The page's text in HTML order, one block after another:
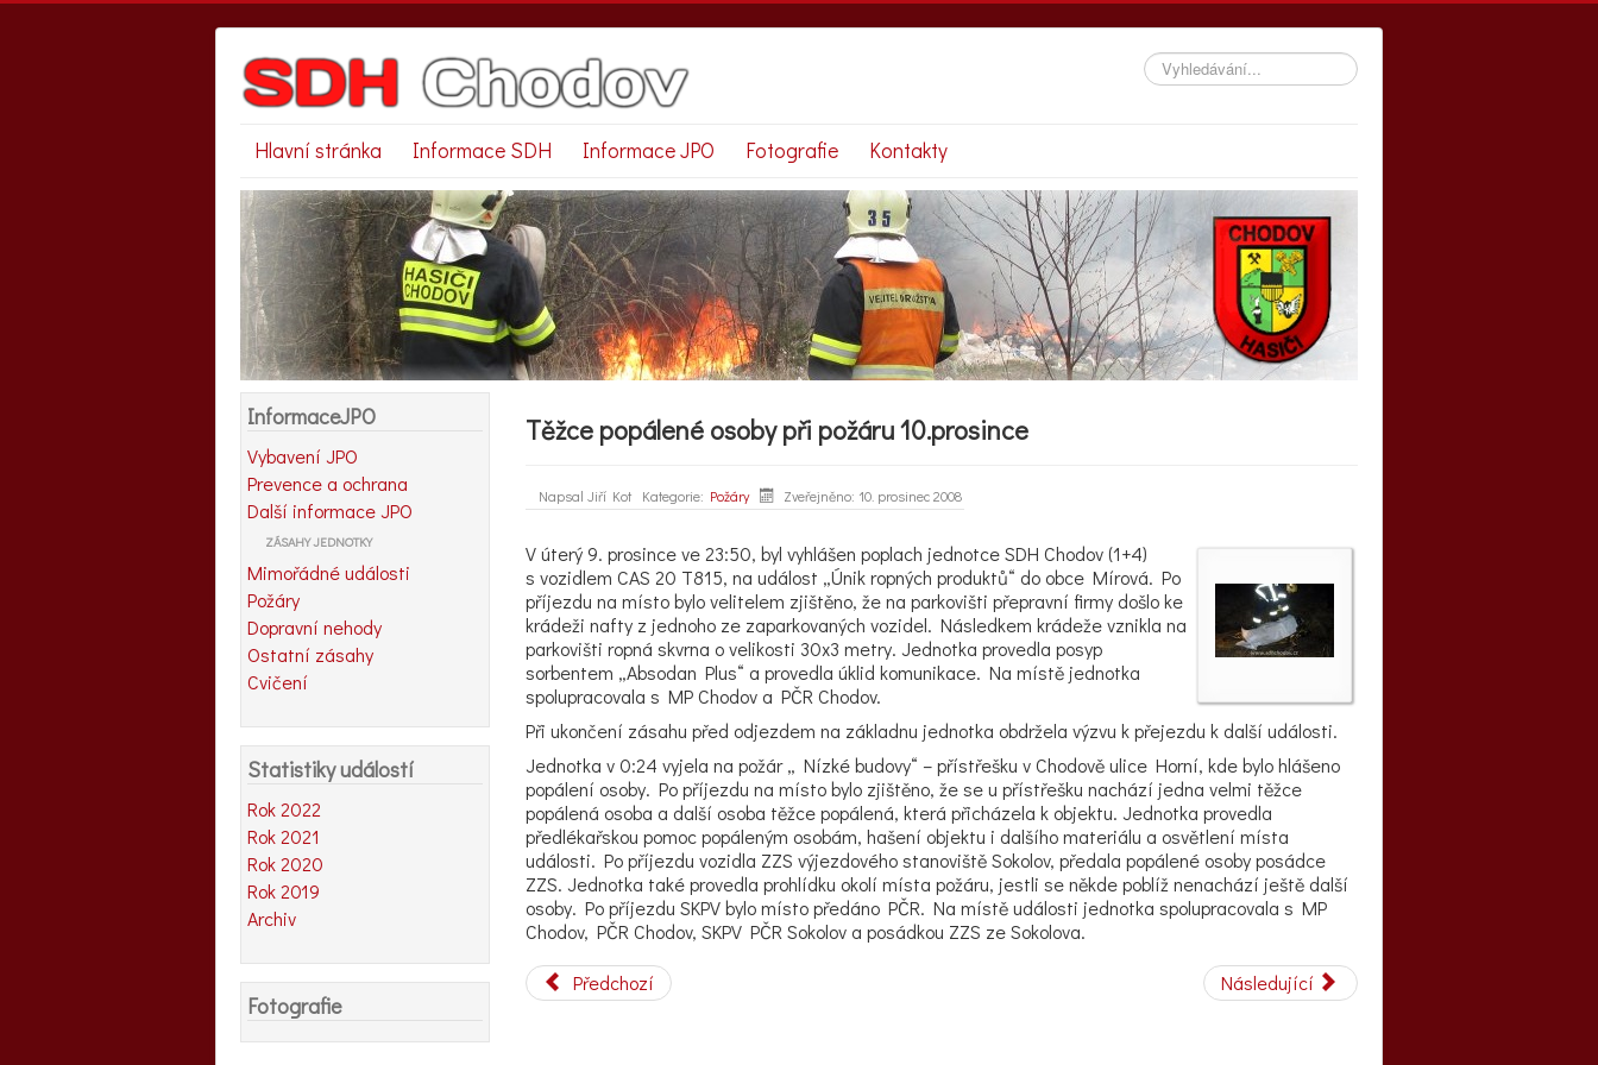
Vyhledávání...
Hlavní stránka Informace SDH Informace JPO Fotografie Kontakty
InformaceJPO
Vybavení JPO
Prevence a ochrana
Další informace JPO
ZÁSAHY JEDNOTKY
Mimořádné události
Požáry
Dopravní nehody
Ostatní zásahy
Cvičení
Statistiky událostí
Rok 2022
Rok 2021
Rok 2020
Rok 2019
Archiv
Fotografie
Těžce popálené osoby při požáru 10.prosince
Napsal Jiří Kot Kategorie: Požáry Zveřejněno: 10. prosinec 2008
V úterý 9. prosince ve 23:50, byl vyhlášen poplach jednotce SDH Chodov (1+4)
s vozidlem CAS 20 T815, na událost „Únik ropných produktů“ do obce Mírová. Po
příjezdu na místo bylo velitelem zjištěno, že na parkovišti přepravní firmy došlo ke
krádeži nafty z jednoho ze zaparkovaných vozidel. Následkem krádeže vznikla na
parkovišti ropná skvrna o velikosti 30x3 metry. Jednotka provedla posyp
sorbentem „Absodan Plus“ a provedla úklid komunikace. Na místě jednotka
spolupracovala s MP Chodov a PČR Chodov.
Při ukončení zásahu před odjezdem na základnu jednotka obdržela výzvu k přejezdu k další události.
Jednotka v 0:24 vyjela na požár „ Nízké budovy“ – přístřešku v Chodově ulice Horní, kde bylo hlášeno
popálení osoby. Po příjezdu na místo bylo zjištěno, že se u přístřešku nachází jedna velmi těžce
popálená osoba a další osoba těžce popálená, která přicházela k objektu. Jednotka provedla
předlékařskou pomoc popáleným osobám, hašení objektu i dalšího materiálu a osvětlení místa
události. Po příjezdu vozidla ZZS výjezdového stanoviště Sokolov, předala popálené osoby posádce
ZZS. Jednotka také provedla prohlídku okolí místa požáru, jestli se někde poblíž nenachází ještě další
osoby. Po příjezdu SKPV bylo místo předáno PČR. Na místě události jednotka spolupracovala s MP
Chodov, PČR Chodov, SKPV PČR Sokolov a posádkou ZZS ze Sokolova.
Předchozí Následující